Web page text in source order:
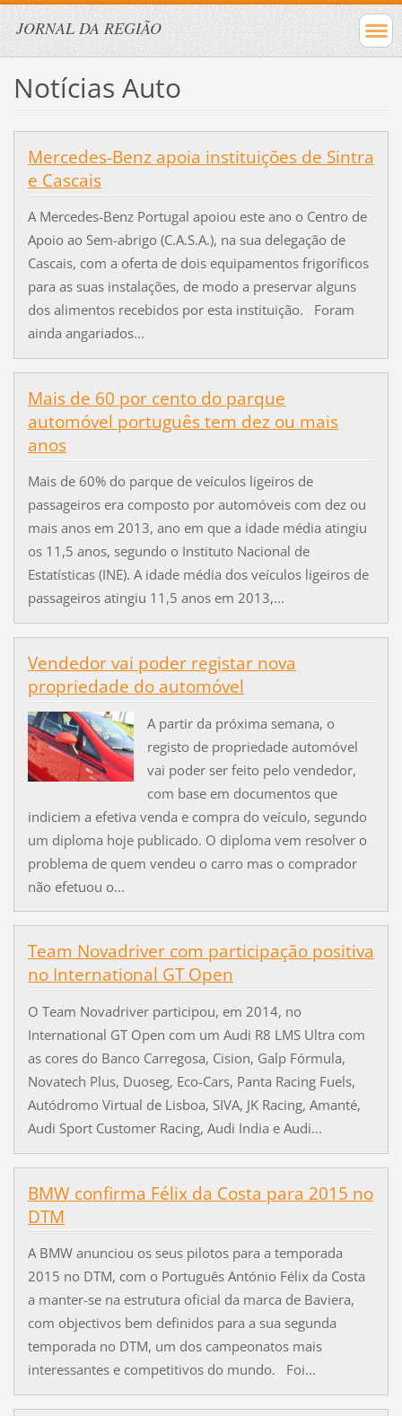
JORNAL DA REGIÃO
Notícias Auto
Mercedes-Benz apoia instituições de Sintra
e Cascais
A Mercedes-Benz Portugal apoiou este ano o Centro de
Apoio ao Sem-abrigo (C.A.S.A.), na sua delegação de
Cascais, com a oferta de dois equipamentos frigoríficos
para as suas instalações, de modo a preservar alguns
dos alimentos recebidos por esta instituição. Foram
ainda angariados...
Mais de 60 por cento do parque
automóvel português tem dez ou mais
anos
Mais de 60% do parque de veículos ligeiros de
passageiros era composto por automóveis com dez ou
mais anos em 2013, ano em que a idade média atingiu
os 11,5 anos, segundo o Instituto Nacional de
Estatísticas (INE). A idade média dos veículos ligeiros de
passageiros atingiu 11,5 anos em 2013,...
Vendedor vai poder registar nova
propriedade do automóvel
A partir da próxima semana, o
registo de propriedade automóvel
vai poder ser feito pelo vendedor,
com base em documentos que
indiciem a efetiva venda e compra do veículo, segundo
um diploma hoje publicado. O diploma vem resolver o
problema de quem vendeu o carro mas o comprador
não efetuou o...
Team Novadriver com participação positiva
no International GT Open
O Team Novadriver participou, em 2014, no
International GT Open com um Audi R8 LMS Ultra com
as cores do Banco Carregosa, Cision, Galp Fórmula,
Novatech Plus, Duoseg, Eco-Cars, Panta Racing Fuels,
Autódromo Virtual de Lisboa, SIVA, JK Racing, Amanté,
Audi Sport Customer Racing, Audi India e Audi...
BMW confirma Félix da Costa para 2015 no
DTM
A BMW anunciou os seus pilotos para a temporada
2015 no DTM, com o Português António Félix da Costa
a manter-se na estrutura oficial da marca de Baviera,
com objectivos bem definidos para a sua segunda
temporada no DTM, um dos campeonatos mais
interessantes e competitivos do mundo. Foi...